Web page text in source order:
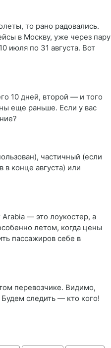
то рано радовались.
в Москву, уже через пару
июля по 31 августа. Вот
10 дней, второй — и того
еще раньше. Если у вас
частичный (если
в конце августа) или
Arabia — это лоукостер, а
летом, когда цены
пассажиров себе в
перевозчике. Видимо,
следить — кто кого!